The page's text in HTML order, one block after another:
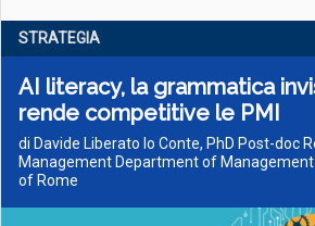
STRATEGIA
AI literacy, la grammatica
rende competitive le PMI
di Davide Liberato lo Conte, PhD Post-doc
Management Department of
of Rome